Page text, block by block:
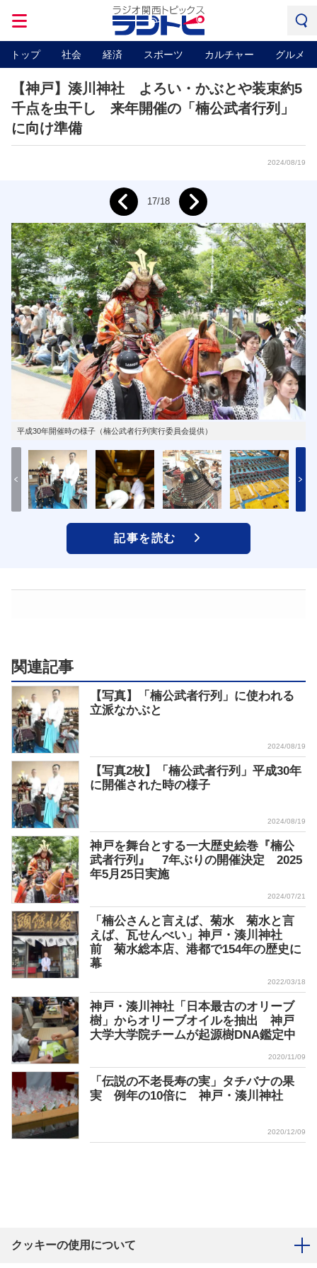
トップ 社会 経済 スポーツ カルチャー グルメ
【神戸】湊川神社 よろい・かぶとや装束約5
千点を虫干し 来年開催の「楠公武者行列」
に向け準備
2024/08/19
平成30年開催時の様子（楠公武者行列実行委員会提供）
Prev 17/18 Next
記事を読む
関連記事
【写真】「楠公武者行列」に使われる
立派なかぶと
2024/08/19
【写真2枚】「楠公武者行列」平成30年
に開催された時の様子
2024/08/19
神戸を舞台とする一大歴史絵巻『楠公
武者行列』 7年ぶりの開催決定 2025
年5月25日実施
2024/07/21
「楠公さんと言えば、菊水 菊水と言
えば、瓦せんべい」神戸・湊川神社
前 菊水総本店、港都で154年の歴史に
幕
2022/03/18
神戸・湊川神社「日本最古のオリーブ
樹」からオリーブオイルを抽出 神戸
大学大学院チームが起源樹DNA鑑定中
2020/11/09
「伝説の不老長寿の実」タチバナの果
実 例年の10倍に 神戸・湊川神社
2020/12/09
クッキーの使用について